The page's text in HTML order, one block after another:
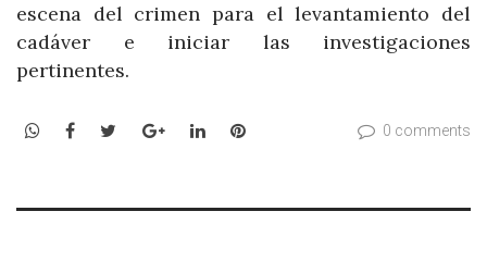
escena del crimen para el levantamiento del
cadáver e iniciar las investigaciones
pertinentes.
WhatsApp
Facebook
TwitterGoogle+LinkedInPinterest 0 comments